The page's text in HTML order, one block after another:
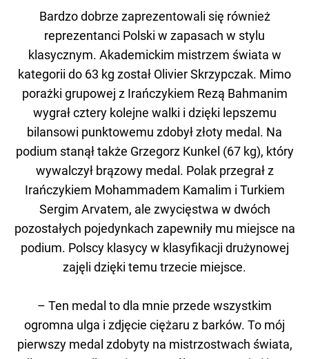
Bardzo dobrze zaprezentowali się również
reprezentanci Polski w zapasach w stylu
klasycznym. Akademickim mistrzem świata w
kategorii do 63 kg został Olivier Skrzypczak. Mimo
porażki grupowej z Irańczykiem Rezą Bahmanim
wygrał cztery kolejne walki i dzięki lepszemu
bilansowi punktowemu zdobył złoty medal. Na
podium stanął także Grzegorz Kunkel (67 kg), który
wywalczył brązowy medal. Polak przegrał z
Irańczykiem Mohammadem Kamalim i Turkiem
Sergim Arvatem, ale zwycięstwa w dwóch
pozostałych pojedynkach zapewniły mu miejsce na
podium. Polscy klasycy w klasyfikacji drużynowej
zajęli dzięki temu trzecie miejsce.
– Ten medal to dla mnie przede wszystkim
ogromna ulga i zdjęcie ciężaru z barków. To mój
pierwszy medal zdobyty na mistrzostwach świata,